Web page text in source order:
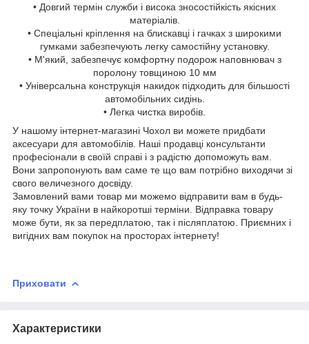
• Довгий термін служби і висока зносостійкість якісних
матеріалів.
• Спеціальні кріплення на блискавці і гачках з широкими
гумками забезпечують легку самостійну установку.
• М'який, забезпечує комфортну подорож наповнювач з
поролону товщиною 10 мм
• Універсальна конструкція накидок підходить для більшості
автомобільних сидінь.
• Легка чистка виробів.
У нашому інтернет-магазині Чохол ви можете придбати
аксесуари для автомобілів. Наші продавці консультанти
професіонали в своїй справі і з радістю допоможуть вам.
Вони запропонують вам саме те що вам потрібно виходячи зі
свого величезного досвіду.
Замовлений вами товар ми можемо відправити вам в будь-
яку точку України в найкоротші терміни. Відправка товару
може бути, як за передплатою, так і післяплатою. Приємних і
вигідних вам покупок на просторах інтернету!
Приховати
Характеристики